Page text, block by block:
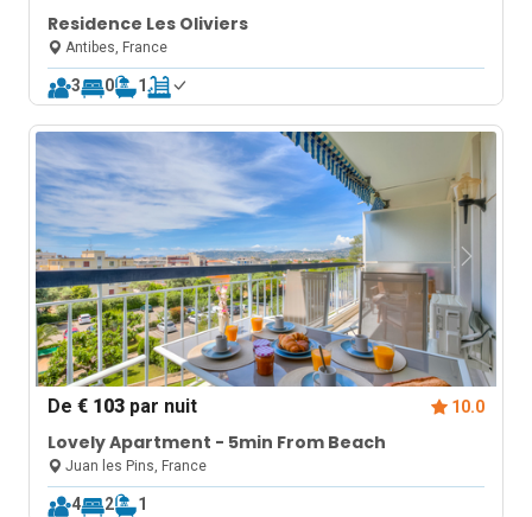
Residence Les Oliviers
Antibes, France
3 0 1
De€ 103 par nuit 10.0
Lovely Apartment - 5min From Beach
Juan les Pins, France
4 2 1